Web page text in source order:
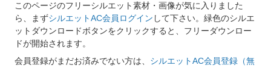
このページのフリーシルエット素材・画像が気に入りました
ら、まずシルエットAC会員ログイン して下さい。緑色のシルエ
ットダウンロードボタンをクリックすると、フリーダウンロー
ドが開始されます。
会員登録がまだお済みでない方は、 シルエットAC会員登録（無